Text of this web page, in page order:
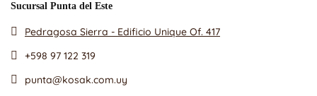
Sucursal Punta del Este
Pedragosa Sierra - Edificio Unique Of. 417
+598 97 122 319
punta@kosak.com.uy